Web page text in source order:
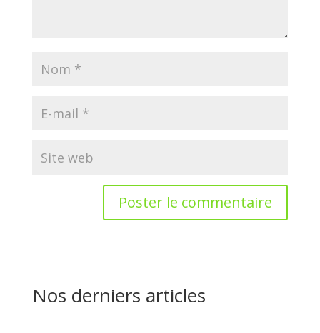
Nos derniers articles